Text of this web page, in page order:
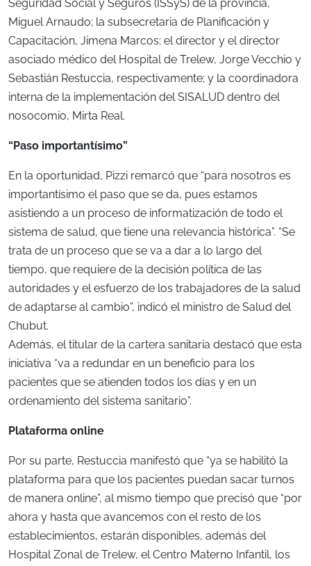
Seguridad Social y Seguros (ISSyS) de la provincia,
Miguel Arnaudo; la subsecretaria de Planificación y
Capacitación, Jimena Marcos; el director y el director
asociado médico del Hospital de Trelew, Jorge Vecchio y
Sebastián Restuccia, respectivamente; y la coordinadora
interna de la implementación del SISALUD dentro del
nosocomio, Mirta Real.
“Paso importantísimo”
En la oportunidad, Pizzi remarcó que “para nosotros es
importantísimo el paso que se da, pues estamos
asistiendo a un proceso de informatización de todo el
sistema de salud, que tiene una relevancia histórica”. “Se
trata de un proceso que se va a dar a lo largo del
tiempo, que requiere de la decisión política de las
autoridades y el esfuerzo de los trabajadores de la salud
de adaptarse al cambio”, indicó el ministro de Salud del
Chubut.
Además, el titular de la cartera sanitaria destacó que esta
iniciativa “va a redundar en un beneficio para los
pacientes que se atienden todos los días y en un
ordenamiento del sistema sanitario”.
Plataforma online
Por su parte, Restuccia manifestó que “ya se habilitó la
plataforma para que los pacientes puedan sacar turnos
de manera online”, al mismo tiempo que precisó que “por
ahora y hasta que avancemos con el resto de los
establecimientos, estarán disponibles, además del
Hospital Zonal de Trelew, el Centro Materno Infantil, los